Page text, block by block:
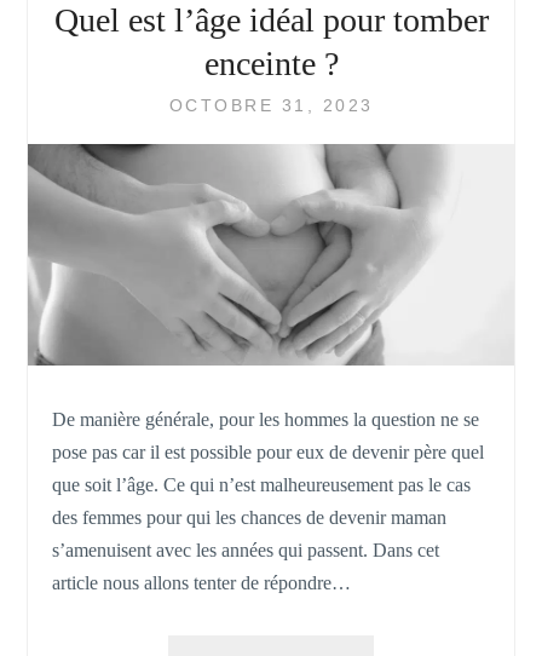
LE
SYNDROME
DU
CHOC
Quel est l’âge idéal pour tomber
enceinte ?
OCTOBRE 31, 2023
De manière générale, pour les hommes la question ne se
pose pas car il est possible pour eux de devenir père quel
que soit l’âge. Ce qui n’est malheureusement pas le cas
des femmes pour qui les chances de devenir maman
s’amenuisent avec les années qui passent. Dans cet
article nous allons tenter de répondre…